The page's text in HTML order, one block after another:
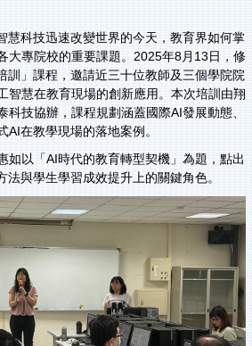
慧科技迅速改變世界的今天，教育界如何掌
大專院校的重要課題。2025年8月13日，修
訓」課程，邀請近三十位教師及三個學院院
智慧在教育現場的創新應用。本次培訓由翔
科技協辦，課程規劃涵蓋國際AI發展動態、
AI在教學現場的落地案例。
如以「AI時代的教育轉型契機」為題，點出
與學生學習成效提升上的關鍵角色。